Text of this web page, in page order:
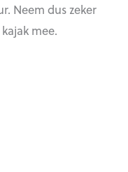
Neem dus zeker
mee.